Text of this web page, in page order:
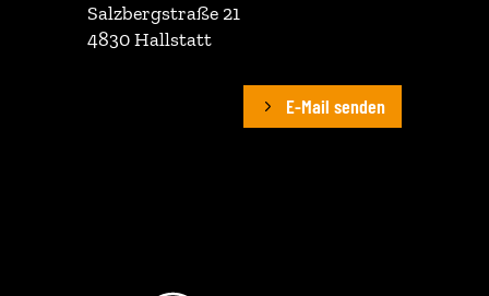
Salzbergstraße 21
4830 Hallstatt
E-Mail senden